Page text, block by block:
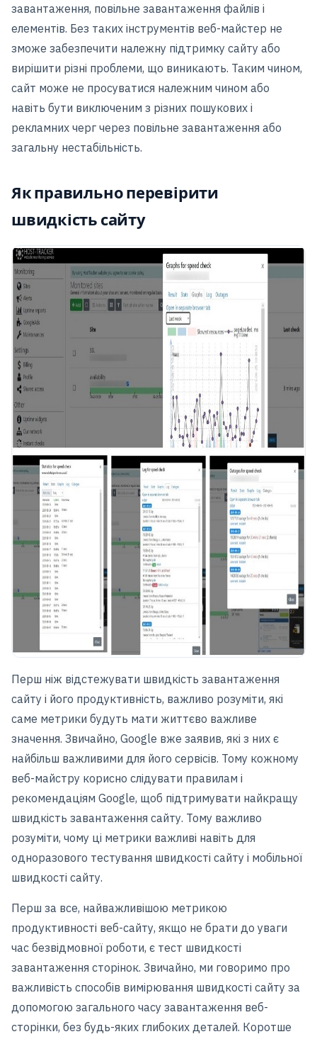
завантаження, повільне завантаження файлів і
елементів. Без таких інструментів веб-майстер не
зможе забезпечити належну підтримку сайту або
вирішити різні проблеми, що виникають. Таким чином,
сайт може не просуватися належним чином або
навіть бути виключеним з різних пошукових і
рекламних черг через повільне завантаження або
загальну нестабільність.
Як правильно перевірити
швидкість сайту
Перш ніж відстежувати швидкість завантаження
сайту і його продуктивність, важливо розуміти, які
саме метрики будуть мати життєво важливе
значення. Звичайно, Google вже заявив, які з них є
найбільш важливими для його сервісів. Тому кожному
веб-майстру корисно слідувати правилам і
рекомендаціям Google, щоб підтримувати найкращу
швидкість завантаження сайту. Тому важливо
розуміти, чому ці метрики важливі навіть для
одноразового тестування швидкості сайту і мобільної
швидкості сайту.
Перш за все, найважливішою метрикою
продуктивності веб-сайту, якщо не брати до уваги
час безвідмовної роботи, є тест швидкості
завантаження сторінок. Звичайно, ми говоримо про
важливість способів вимірювання швидкості сайту за
допомогою загального часу завантаження веб-
сторінки, без будь-яких глибоких деталей. Коротше